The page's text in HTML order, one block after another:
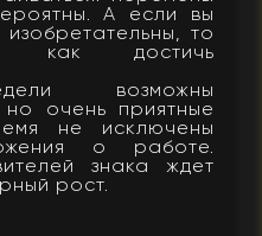
А если вы
то
как достичь
возможны
но очень приятные
не исключены
о работе.
знака ждет
рост.